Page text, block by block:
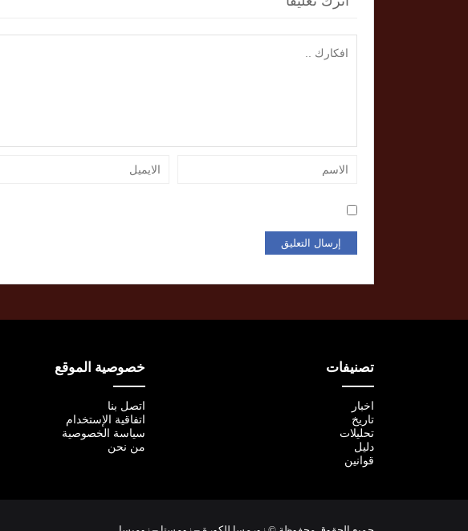
تصنيفات
اخبار
تاريخ
تحليلات
دليل
قوانين
خصوصية الموقع
اتصل بنا
اتفاقية الإستخدام
سياسة الخصوصية
من نحن